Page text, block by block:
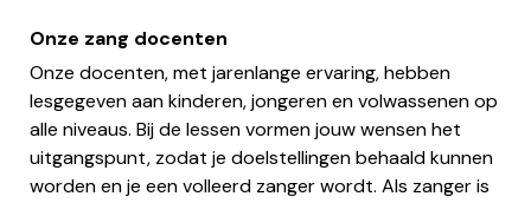
Onze zang docenten
Onze docenten, met jarenlange ervaring, hebben
lesgegeven aan kinderen, jongeren en volwassenen op
alle niveaus. Bij de lessen vormen jouw wensen het
uitgangspunt, zodat je doelstellingen behaald kunnen
worden en je een volleerd zanger wordt. Als zanger is